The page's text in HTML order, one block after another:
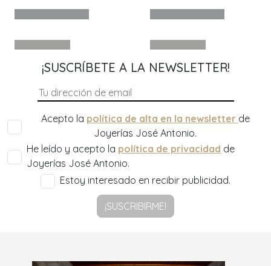
¡SUSCRÍBETE A LA NEWSLETTER!
Acepto la política de alta en la newsletter de
Joyerías José Antonio.
He leído y acepto la política de privacidad de
Joyerías José Antonio.
Estoy interesado en recibir publicidad.
¡SUSCRIBIRME!